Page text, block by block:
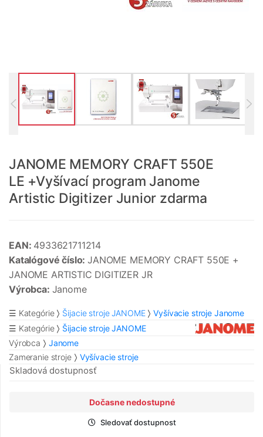
JANOME MEMORY CRAFT 550E
LE +Vyšívací program Janome
Artistic Digitizer Junior zdarma
EAN: 4933621711214
Katalógové číslo:JANOME MEMORY CRAFT 550E +
JANOME ARTISTIC DIGITIZER JR
Výrobca: Janome
☰ Kategórie Šijacie stroje JANOME
Vyšívacie stroje Janome
☰ Kategórie
Šijacie stroje JANOME
Výrobca
Janome
Zameranie stroje
Vyšívacie stroje
Skladová dostupnosť
Dočasne nedostupné
Sledovať dostupnost